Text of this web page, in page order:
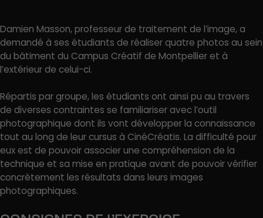
Damien Masson, professeur de traitement de l’image, a
demandé à ses étudiants de réaliser quatre photos au sein
du bâtiment du Campus Créatif de Montpellier et à
l’extérieur de celui-ci.
Répartis par groupe, les étudiants ont ainsi pu au travers
de diverses contraintes se familiariser avec l’outil
photographique dont ils vont développer la connaissance
tout au long de leur cursus à CinéCréatis. La difficulté pour
eux est de pouvoir associer une compréhension de la
technique et sa mise en pratique avant de pouvoir vérifier
concrètement les résultats dans leurs images
photographiques.